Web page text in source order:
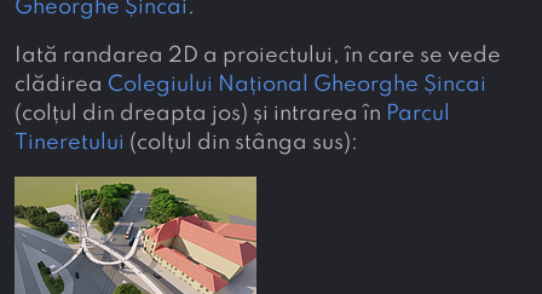
Gheorghe Șincai .
Iată randarea 2D a proiectului, în care se vede
clădirea Colegiului Național Gheorghe Șincai
(colțul din dreapta jos) și intrarea în Parcul
Tineretului (colțul din stânga sus):